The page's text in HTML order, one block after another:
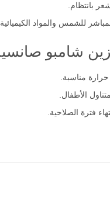
بانتظام.
للشمس والمواد
شامبو صانسيلك 700
مناسبة.
الأطفال.
فترة الصلاحية.